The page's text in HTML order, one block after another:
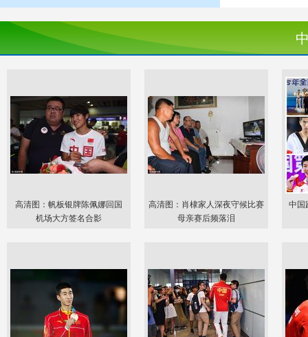
高清图：帆板银牌陈佩娜回国
机场大方签名合影
高清图：肖棣家人深夜守候比赛
母亲赛后频落泪
中国